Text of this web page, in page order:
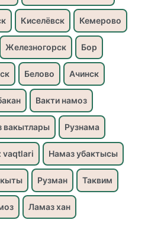
Киселёвск Кемерово
Железногорск Бор
Белово Ачинск
Вакти намоз
вакытлары Рузнама
vaqtlari Намаз убактысы
Рузман Таквим
Ламаз хан